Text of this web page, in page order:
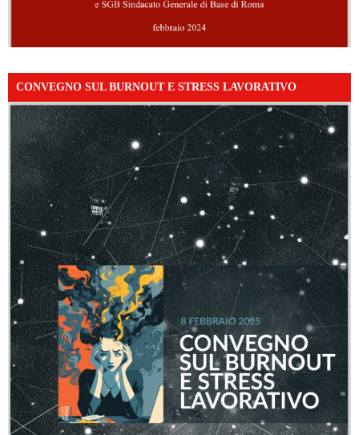
CONVEGNO SUL BURNOUT E STRESS LAVORATIVO